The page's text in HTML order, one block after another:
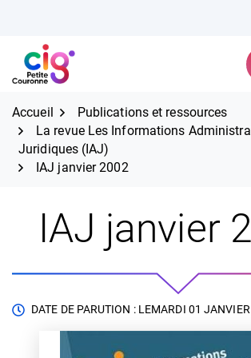
contenu
CIG Petite CouronneExpertise et proximité
Accueil
Publications et ressources
La revue Les Informations
Juridiques (IAJ)
IAJ janvier 2002
IAJ janvier
DATE DE PARUTION : LEMARDI 01